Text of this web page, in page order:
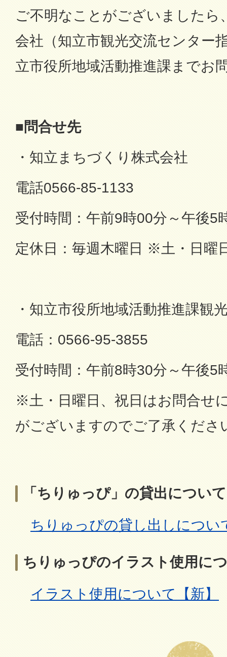
ご不明なことがございましたら
会社（知立市観光交流センター
立市役所地域活動推進課までお
■問合せ先
・知立まちづくり株式会社
電話0566-85-1133
受付時間：午前9時00分～午後5
定休日：毎週木曜日 ※土・日曜
・知立市役所地域活動推進課観
電話：0566-95-3855
受付時間：午前8時30分～午後5
※土・日曜日、祝日はお問合せ
がございますのでご了承くださ
「ちりゅっぴ」の貸出について
ちりゅっぴの貸し出しについ
ちりゅっぴのイラスト使用に
イラスト使用について【新】